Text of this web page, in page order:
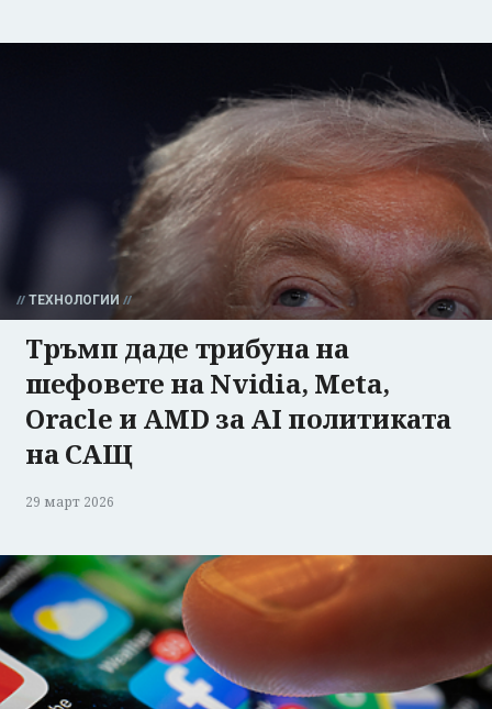
ТЕХНОЛОГИИ
Тръмп даде трибуна на
шефовете на Nvidia, Meta,
Oracle и AMD за AI политиката
на САЩ
29 март 2026